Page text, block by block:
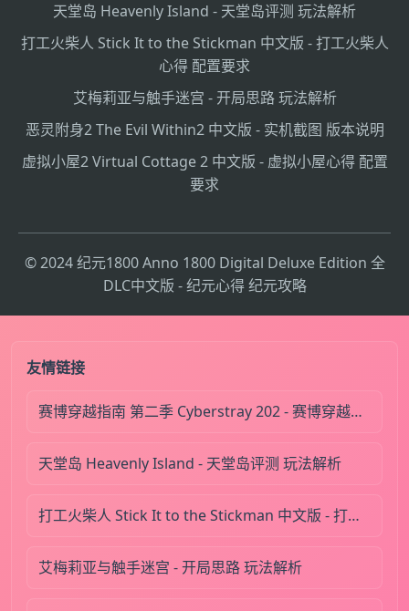
天堂岛 Heavenly Island - 天堂岛评测 玩法解析
打工火柴人 Stick It to the Stickman 中文版 - 打工火柴人
心得 配置要求
艾梅莉亚与触手迷宫 - 开局思路 玩法解析
恶灵附身2 The Evil Within2 中文版 - 实机截图 版本说明
虚拟小屋2 Virtual Cottage 2 中文版 - 虚拟小屋心得 配置
要求
© 2024 纪元1800 Anno 1800 Digital Deluxe Edition 全
DLC中文版 - 纪元心得 纪元攻略
友情链接
赛博穿越指南 第二季 Cyberstray 202 - 赛博穿越指南心得 赛博穿越指南评测
天堂岛 Heavenly Island - 天堂岛评测 玩法解析
打工火柴人 Stick It to the Stickman 中文版 - 打工火柴人心得 配置要求
艾梅莉亚与触手迷宫 - 开局思路 玩法解析